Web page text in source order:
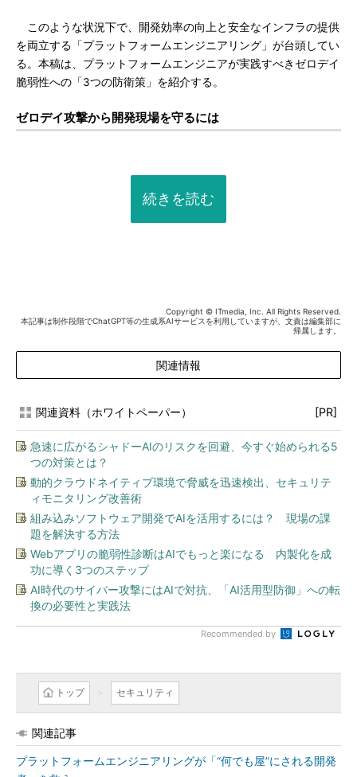
このような状況下で、開発効率の向上と安全なインフラの提供
を両立する「プラットフォームエンジニアリング」が台頭してい
る。本稿は、プラットフォームエンジニアが実践すべきゼロデイ
脆弱性への「3つの防衛策」を紹介する。
ゼロデイ攻撃から開発現場を守るには
続きを読む
Copyright © ITmedia, Inc. All Rights Reserved.
本記事は制作段階でChatGPT等の生成系AIサービスを利用していますが、文責は編集部に
帰属します。
関連情報
関連資料（ホワイトペーパー） [PR]
急速に広がるシャドーAIのリスクを回避、今すぐ始められる5
つの対策とは？
動的クラウドネイティブ環境で脅威を迅速検出、セキュリテ
ィモニタリング改善術
組み込みソフトウェア開発でAIを活用するには？ 現場の課
題を解決する方法
Webアプリの脆弱性診断はAIでもっと楽になる 内製化を成
功に導く3つのステップ
AI時代のサイバー攻撃にはAIで対抗、「AI活用型防御」への転
換の必要性と実践法
Recommended by
トップ セキュリティ
関連記事
プラットフォームエンジニアリングが「“何でも屋”にされる開発